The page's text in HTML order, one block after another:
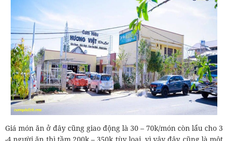
Giá món ăn ở đây cũng giao động là 30 – 70k/món còn lẩu cho 3